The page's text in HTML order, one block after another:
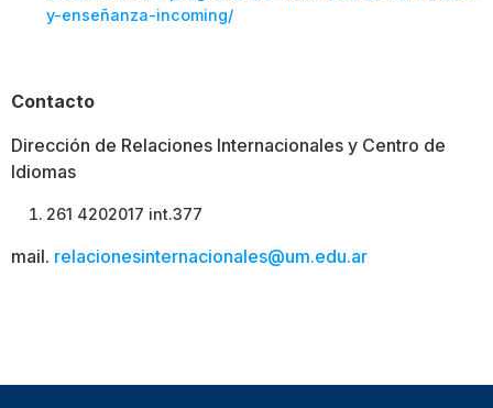
y-enseñanza-incoming/
Contacto
Dirección de Relaciones Internacionales y Centro de
Idiomas
261 4202017 int.377
mail. relacionesinternacionales@um.edu.ar